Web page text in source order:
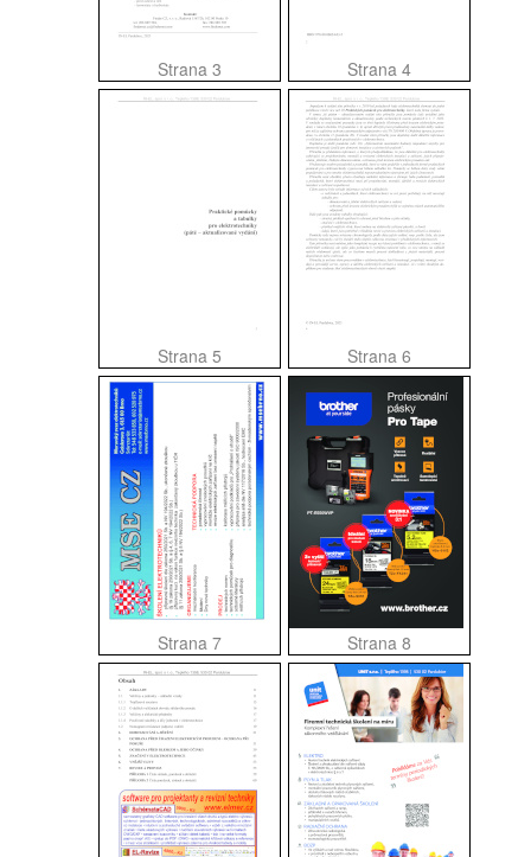
Strana 3 Strana 4
Strana 5 Strana 6
Strana 7 Strana 8